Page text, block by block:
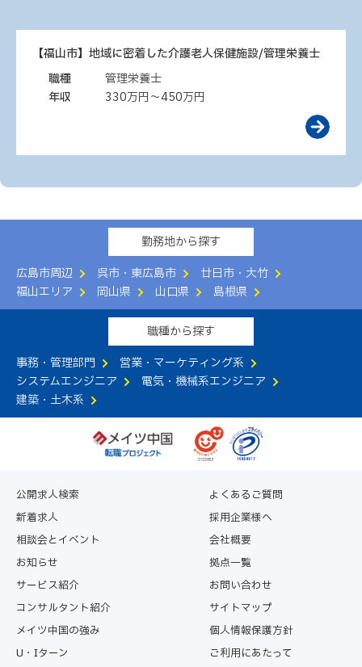
【福山市】地域に密着した介護老人保健施設/管理栄養士
職種
管理栄養士
年収
330万円～450万円
勤務地から探す
広島市周辺
呉市・東広島市
廿日市・大竹
福山エリア
岡山県 山口県 島根県
職種から探す
事務・管理部門
営業・マーケティング系
システムエンジニア
電気・機械系エンジニア
建築・土木系
公開求人検索
新着求人
相談会とイベント
お知らせ
サービス紹介
コンサルタント紹介
メイツ中国の強み
U・Iターン
よくあるご質問
採用企業様へ
会社概要
拠点一覧
お問い合わせ
サイトマップ
個人情報保護方針
ご利用にあたって